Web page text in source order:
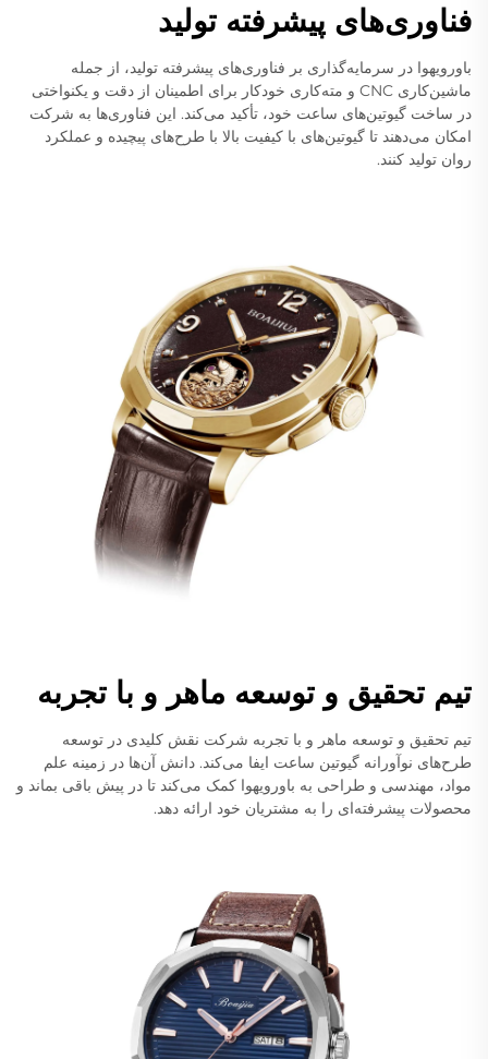
فناوری‌های پیشرفته تولید
باورویهوا در سرمایه‌گذاری بر فناوری‌های پیشرفته تولید، از جمله
ماشین‌کاری CNC و مته‌کاری خودکار برای اطمینان از دقت و یکنواختی
در ساخت گیوتین‌های ساعت خود، تأکید می‌کند. این فناوری‌ها به شرکت
امکان می‌دهند تا گیوتین‌های با کیفیت بالا با طرح‌های پیچیده و عملکرد
روان تولید کنند.
تیم تحقیق و توسعه ماهر و با تجربه
تیم تحقیق و توسعه ماهر و با تجربه شرکت نقش کلیدی در توسعه
طرح‌های نوآورانه گیوتین ساعت ایفا می‌کند. دانش آن‌ها در زمینه علم
مواد، مهندسی و طراحی به باورویهوا کمک می‌کند تا در پیش باقی بماند و
محصولات پیشرفته‌ای را به مشتریان خود ارائه دهد.